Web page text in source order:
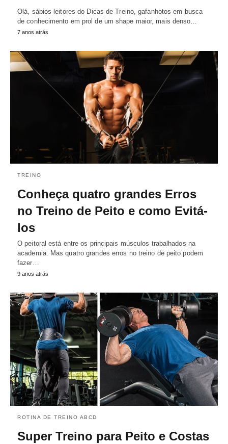
Olá, sábios leitores do Dicas de Treino, gafanhotos em busca
de conhecimento em prol de um shape maior, mais denso…
7 anos atrás
TREINO
Conheça quatro grandes Erros
no Treino de Peito e como Evitá-
los
O peitoral está entre os principais músculos trabalhados na
academia. Mas quatro grandes erros no treino de peito podem
fazer…
9 anos atrás
ROTINA DE TREINO ABCD
Super Treino para Peito e Costas